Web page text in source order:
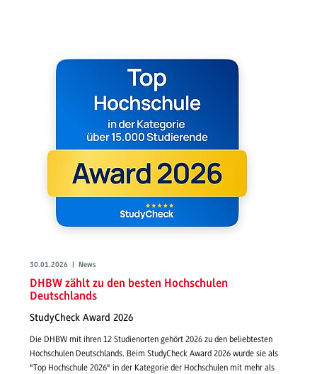
30.01.2026 | News
DHBW zählt zu den besten Hochschulen
Deutschlands
StudyCheck Award 2026
Die DHBW mit ihren 12 Studienorten gehört 2026 zu den beliebtesten
Hochschulen Deutschlands. Beim StudyCheck Award 2026 wurde sie als
"Top Hochschule 2026" in der Kategorie der Hochschulen mit mehr als